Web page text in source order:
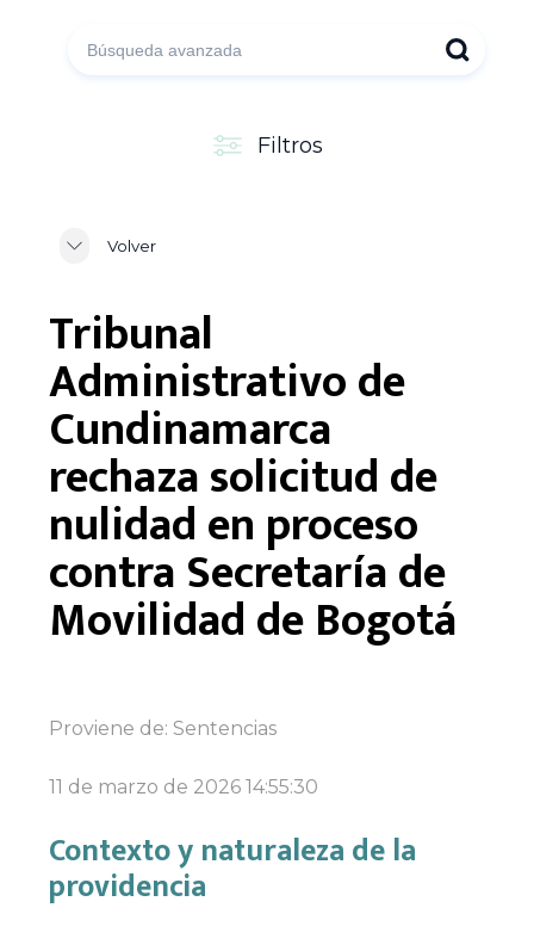
Filtros
Volver
Tribunal
Administrativo de
Cundinamarca
rechaza solicitud de
nulidad en proceso
contra Secretaría de
Movilidad de Bogotá
Proviene de: Sentencias
11 de marzo de 2026 14:55:30
Contexto y naturaleza de la
providencia